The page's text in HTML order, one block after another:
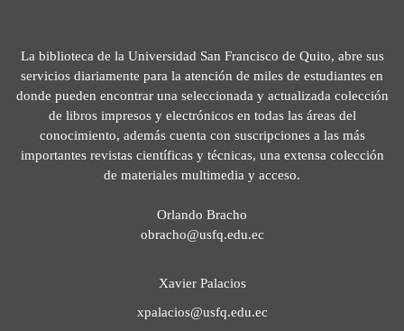
La biblioteca de la Universidad San Francisco de Quito, abre sus
servicios diariamente para la atención de miles de estudiantes en
donde pueden encontrar una seleccionada y actualizada colección
de libros impresos y electrónicos en todas las áreas del
conocimiento, además cuenta con suscripciones a las más
importantes revistas científicas y técnicas, una extensa colección
de materiales multimedia y acceso.
Orlando Bracho
obracho@usfq.edu.ec
Xavier Palacios
xpalacios@usfq.edu.ec